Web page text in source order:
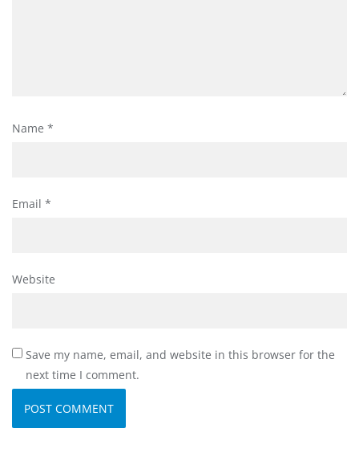
Name *
Email *
Website
Save my name, email, and website in this browser for the
next time I comment.